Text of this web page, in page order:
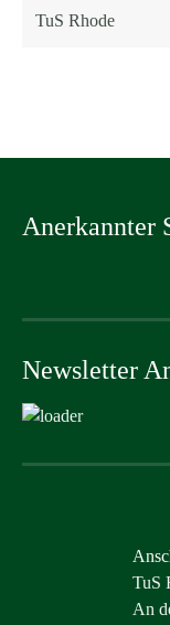
TuS Rhode
Anerkannter
Newsletter
TuS
An